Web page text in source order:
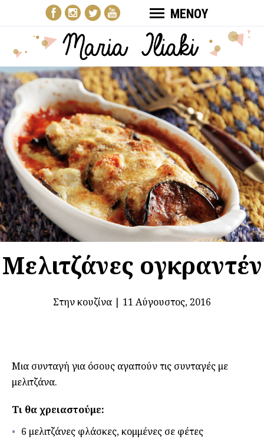
ΜΕΝΟΥ
Μελιτζάνες ογκραντέν
Στην κουζίνα | 11 Αύγουστος, 2016
Μια συνταγή για όσους αγαπούν τις συνταγές με
μελιτζάνα.
Τι θα χρειαστούμε:
6 μελιτζάνες φλάσκες, κομμένες σε φέτες